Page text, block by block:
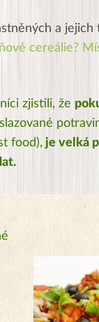
a jejich
cereálie?
zjistili, že
food), je velká